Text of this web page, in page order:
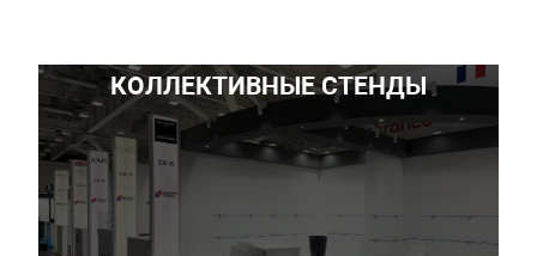
КОЛЛЕКТИВНЫЕ СТЕНДЫ